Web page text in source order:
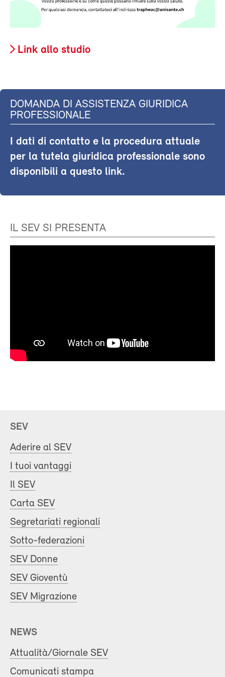
Link allo studio
DOMANDA DI ASSISTENZA GIURIDICA
PROFESSIONALE
I dati di contatto e la procedura attuale
per la tutela giuridica professionale sono
disponibili a questo link.
IL SEV SI PRESENTA
SEV
Aderire al SEV
I tuoi vantaggi
Il SEV
Carta SEV
Segretariati regionali
Sotto-federazioni
SEV Donne
SEV Gioventù
SEV Migrazione
NEWS
Attualità/Giornale SEV
Comunicati stampa